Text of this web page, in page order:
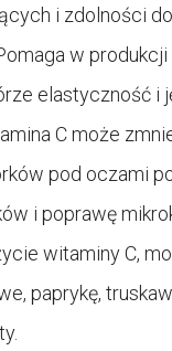
i zdolności
w produkcji
elastyczność i
C może
pod oczami
i poprawę
witaminy C,
paprykę,